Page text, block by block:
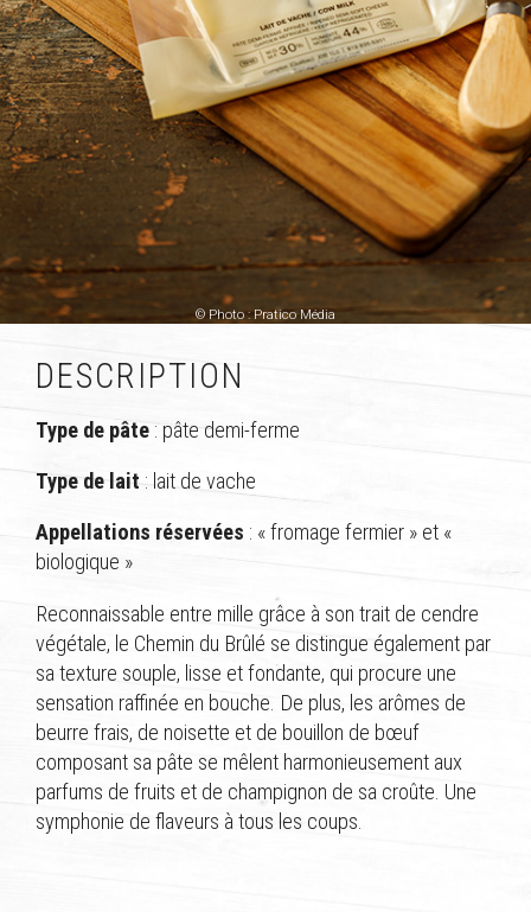
© Photo : Pratico Média
DESCRIPTION
Type de pâte : pâte demi-ferme
Type de lait : lait de vache
Appellations réservées : « fromage fermier » et «
biologique »
Reconnaissable entre mille grâce à son trait de cendre
végétale, le Chemin du Brûlé se distingue également par
sa texture souple, lisse et fondante, qui procure une
sensation raffinée en bouche. De plus, les arômes de
beurre frais, de noisette et de bouillon de bœuf
composant sa pâte se mêlent harmonieusement aux
parfums de fruits et de champignon de sa croûte. Une
symphonie de flaveurs à tous les coups.